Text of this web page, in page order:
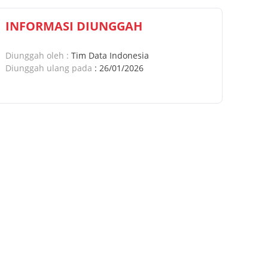
INFORMASI DIUNGGAH
Diunggah oleh : Tim Data Indonesia
Diunggah ulang pada : 26/01/2026